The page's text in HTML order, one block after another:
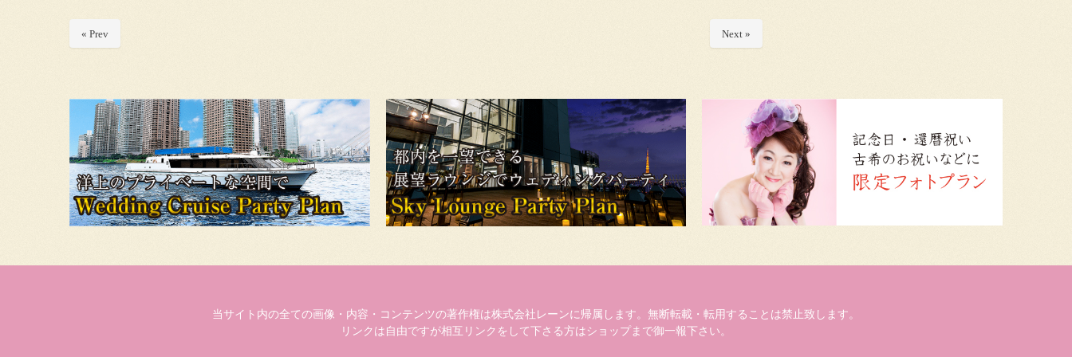
« Prev Next »
当サイト内の全ての画像・内容・コンテンツの著作権は株式会社レーンに帰属します。無断転載・転用することは禁止致します。
リンクは自由ですが相互リンクをして下さる方はショップまで御一報下さい。